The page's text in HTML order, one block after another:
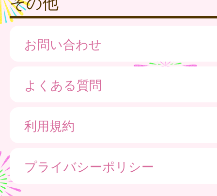
お問い合わせ
よくある質問
利用規約
プライバシーポリシー